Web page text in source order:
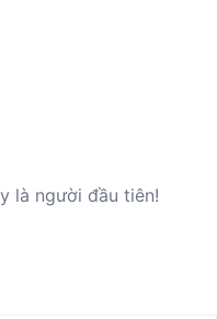
là người đầu tiên!